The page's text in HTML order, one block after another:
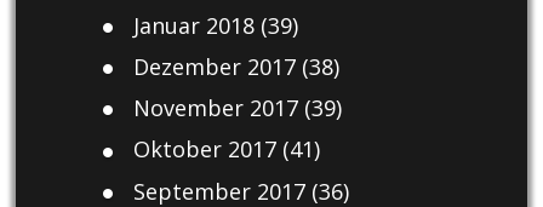
Januar 2018(39)
Dezember 2017(38)
November 2017(39)
Oktober 2017(41)
September 2017(36)